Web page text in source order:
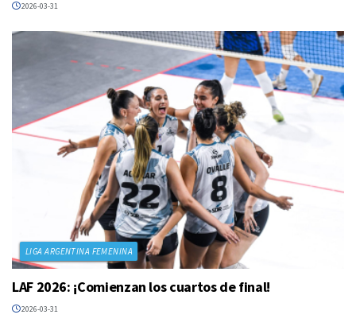
2026-03-31
LIGA ARGENTINA FEMENINA
LAF 2026: ¡Comienzan los cuartos de final!
2026-03-31